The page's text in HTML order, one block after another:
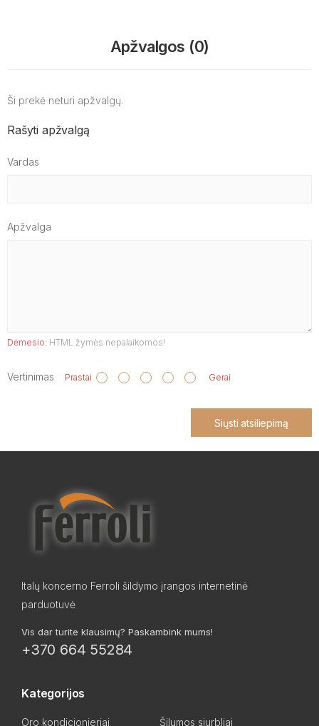
Apžvalgos (0)
Ši prekė neturi apžvalgų.
Rašyti apžvalgą
Vardas
Apžvalga
Dėmesio: HTML žymės nepalaikomos!
Vertinimas Prastai Gerai
Siųsti atsiliepimą
Italų koncerno Ferroli šildymo įrangos internetinė
parduotuvė
Vis dar turite klausimų? Paskambink mums!
+370 664 55284
Kategorijos
Oro kondicionieriai
Šilumos siurbliai